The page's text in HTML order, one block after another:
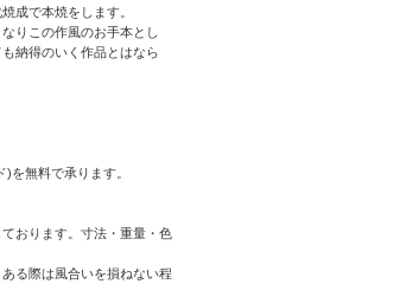
成で本焼をします。
りこの作風のお手本とし
納得のいく作品とはなら
を無料で承ります。
おります。寸法・重量・色
る際は風合いを損ねない程